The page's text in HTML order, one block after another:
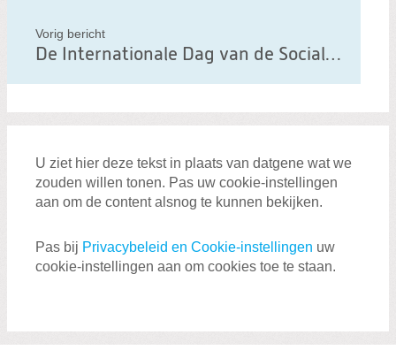
i
c
h
t
Vorig bericht
De Internationale Dag van de Sociale Rechtvaardigheid
U ziet hier deze tekst in plaats van datgene wat we
zouden willen tonen. Pas uw cookie-instellingen
aan om de content alsnog te kunnen bekijken.
Pas bij Privacybeleid en Cookie-instellingen uw
cookie-instellingen aan om cookies toe te staan.